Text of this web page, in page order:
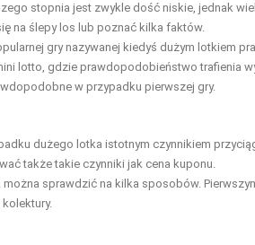
stopnia jest zwykle dość niskie, jednak
na ślepy los lub poznać kilka faktów.
gry nazywanej kiedyś dużym lotkiem
lotto, gdzie prawdopodobieństwo trafienia
w przypadku pierwszej gry.
dużego lotka istotnym czynnikiem
także takie czynniki jak cena kuponu.
można sprawdzić na kilka sposobów.